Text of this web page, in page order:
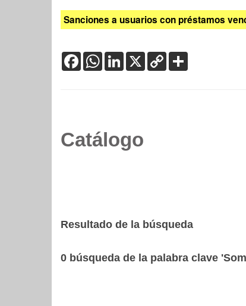
Sanciones a usuarios con préstamos
FacebookWhatsApp
LinkedIn
X Copy
Link
Catálogo
Resultado de la búsqueda
0 búsqueda de la palabra clave